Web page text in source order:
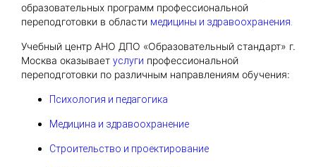
образовательных программ профессиональной
переподготовки в области медицины и здравоохранения.
Учебный центр АНО ДПО «Образовательный стандарт» г.
Москва оказывает услуги профессиональной
переподготовки по различным направлениям обучения:
Психология и педагогика
Медицина и здравоохранение
Строительство и проектирование